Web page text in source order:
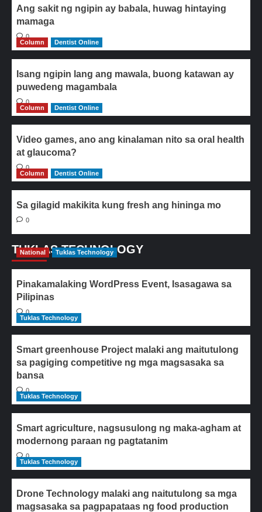
Ang sakit ng ngipin ay babala, huwag hintaying
mamaga
0
Column
Dentist Online
Isang ngipin lang ang mawala, buong katawan ay
puwedeng magambala
0
Column
Dentist Online
Video games, ano ang kinalaman nito sa oral health
at glaucoma?
0
Column
Dentist Online
Sa gilagid makikita kung fresh ang hininga mo
0
TUKLAS TECHNOLOGY
National Tuklas Technology
Pinakamalaking WordPress Event, Isasagawa sa
Pilipinas
0
Tuklas Technology
Smart greenhouse Project malaki ang maitutulong
sa pagiging competitive ng mga magsasaka sa
bansa
0
Tuklas Technology
Smart agriculture, nagsusulong ng maka-agham at
modernong paraan ng pagtatanim
0
Tuklas Technology
Drone Technology malaki ang naitutulong sa mga
magsasaka sa pagpapataas ng food production